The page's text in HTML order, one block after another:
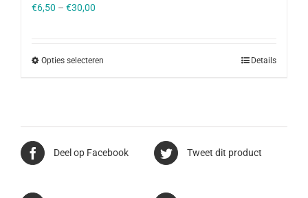
€6,50 – €30,00
Opties selecteren Details
Deel op Facebook Tweet dit product